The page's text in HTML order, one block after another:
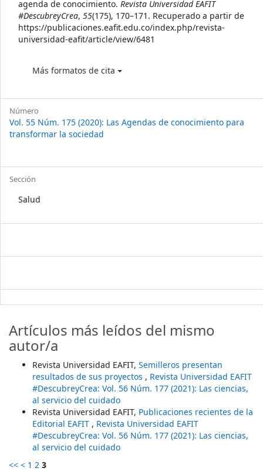
agenda de conocimiento. Revista Universidad EAFIT
#DescubreyCrea, 55(175), 170–171. Recuperado a partir de
https://publicaciones.eafit.edu.co/index.php/revista-
universidad-eafit/article/view/6481
Más formatos de cita
Número
Vol. 55 Núm. 175 (2020): Las Agendas de conocimiento para
transformar la sociedad
Sección
Salud
Artículos más leídos del mismo
autor/a
Revista Universidad EAFIT, Semilleros presentan
resultados de sus proyectos , Revista Universidad EAFIT
#DescubreyCrea: Vol. 56 Núm. 177 (2021): Las ciencias,
al servicio del cuidado
Revista Universidad EAFIT, Publicaciones recientes de la
Editorial EAFIT , Revista Universidad EAFIT
#DescubreyCrea: Vol. 56 Núm. 177 (2021): Las ciencias,
al servicio del cuidado
<< < 1 2 3